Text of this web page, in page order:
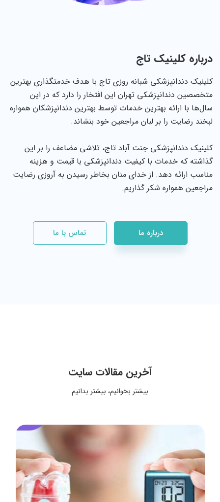
درباره کلینیک تاج
کلینیک دندانپزشکی شبانه روزی تاج با هدف خدمتگذاری بهترین
متخصصین دندانپزشکی تهران این افتخار را دارد که در این
سال‌ها با ارائه بهترین خدمات توسط بهترین دندانپزشکان همواره
لبخند رضایت را بر لبان مراجعین خود بنشاند.
کلینیک دندانپزشکی جنت آباد تاج، تلاشی مضاعف را بر این
گذاشته که خدمات با کیفیت دندانپزشکی با قیمت و هزینه
مناسب ارائه دهد. از خدای منان بخاطر رسیدن به آروزی رضایت
مراجعین همواره شکر گذاریم.
درباره ما تماس با ما
آخرین مقالات سایت
بیشتر بخوانیم، بیشتر بدانیم